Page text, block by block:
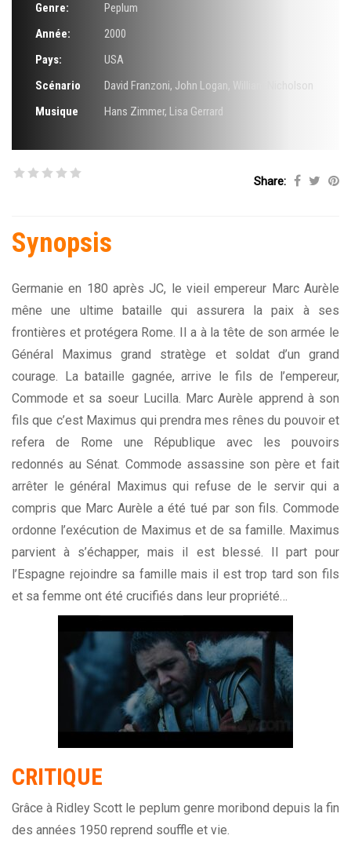
Genre:
Peplum
Année:
2000
Pays:
USA
Scénario
David Franzoni, John Logan,
William Nicholson
Musique
Hans Zimmer, Lisa Gerrard
Share:
Synopsis
Germanie en 180 après JC, le vieil empereur Marc Aurèle
mêne une ultime bataille qui assurera la paix à ses
frontières et protégera Rome. Il a à la tête de son armée le
Général Maximus grand stratège et soldat d’un grand
courage. La bataille gagnée, arrive le fils de l’empereur,
Commode et sa soeur Lucilla. Marc Aurèle apprend à son
fils que c’est Maximus qui prendra mes rênes du pouvoir et
refera de Rome une République avec les pouvoirs
redonnés au Sénat. Commode assassine son père et fait
arrêter le général Maximus qui refuse de le servir qui a
compris que Marc Aurèle a été tué par son fils. Commode
ordonne l’exécution de Maximus et de sa famille. Maximus
parvient à s’échapper, mais il est blessé. Il part pour
l’Espagne rejoindre sa famille mais il est trop tard son fils
et sa femme ont été crucifiés dans leur propriété…
CRITIQUE
Grâce à Ridley Scott le peplum genre moribond depuis la fin
des années 1950 reprend souffle et vie.